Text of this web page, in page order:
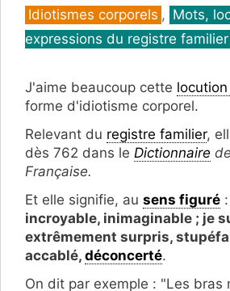
Idiotismes corporels , Mots,
expressions du registre familier
J'aime beaucoup cette
forme d'idiotisme corporel.
Relevant du registre familier,
dès 762 dans le Dictionnaire
Française.
Et elle signifie, au sens figuré :
incroyable, inimaginable ; je
extrêmement surpris,
accablé, déconcerté.
On dit par exemple : "Les bras